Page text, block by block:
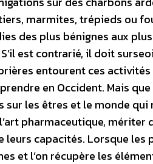
marmites, trépieds ou
des plus bénignes aux
est contrarié, il doit
entourent ces
en Occident. Mais
sur les êtres et le monde
pharmaceutique,
leurs capacités. Lorsque
et l’on récupère les